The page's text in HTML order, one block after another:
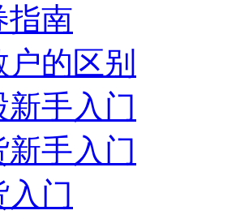
指南
的区别
手入门
手入门
入门